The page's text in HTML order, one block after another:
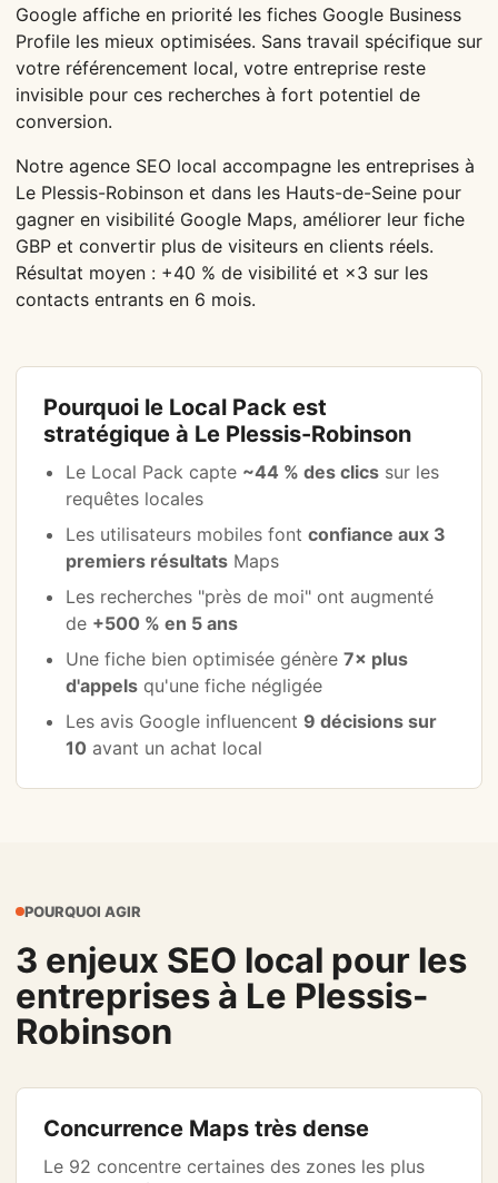
Google affiche en priorité les fiches Google Business
Profile les mieux optimisées. Sans travail spécifique sur
votre référencement local, votre entreprise reste
invisible pour ces recherches à fort potentiel de
conversion.
Notre agence SEO local accompagne les entreprises à
Le Plessis-Robinson et dans les Hauts-de-Seine pour
gagner en visibilité Google Maps, améliorer leur fiche
GBP et convertir plus de visiteurs en clients réels.
Résultat moyen : +40 % de visibilité et ×3 sur les
contacts entrants en 6 mois.
Pourquoi le Local Pack est
stratégique à Le Plessis-Robinson
Le Local Pack capte ~44 % des clics sur les
requêtes locales
Les utilisateurs mobiles font confiance aux 3
premiers résultats Maps
Les recherches "près de moi" ont augmenté
de +500 % en 5 ans
Une fiche bien optimisée génère 7× plus
d'appels qu'une fiche négligée
Les avis Google influencent 9 décisions sur
10 avant un achat local
POURQUOI AGIR
3 enjeux SEO local pour les
entreprises à Le Plessis-
Robinson
Concurrence Maps très dense
Le 92 concentre certaines des zones les plus